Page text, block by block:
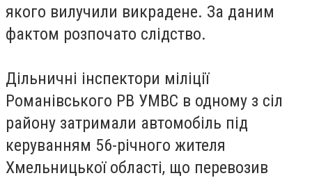
якого вилучили викрадене. За даним
фактом розпочато слідство.
Дільничні інспектори міліції
Романівського РВ УМВС в одному з сіл
району затримали автомобіль під
керуванням 56-річного жителя
Хмельницької області, що перевозив